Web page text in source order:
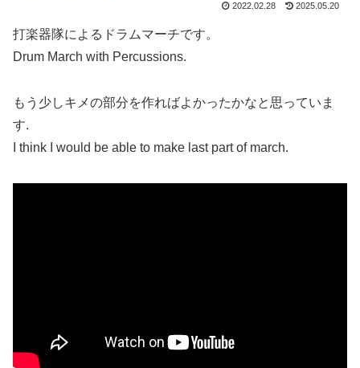
2022.02.28 2025.05.20
打楽器隊によるドラムマーチです。
Drum March with Percussions.
もう少しキメの部分を作ればよかったかなと思っていま
す.
I think I would be able to make last part of march.